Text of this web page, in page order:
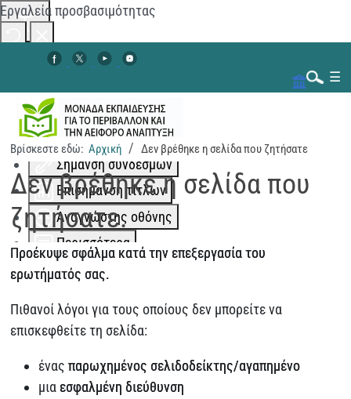
Εργαλεία προσβασιμότητας
Αλλαγή χρωμάτων
Χαμηλή αντίθεση
Ψηλή αντίθεση
Σήμανση συνδέσμων
Επισήμανση τίτλων
Αναγνώστης οθόνης
Περισσότερα
Κλιμάκωση περιεχομένου
Απόσταση γραμμάτων
Αναζήτηση...
☰
Βρίσκεστε εδώ: Αρχική Δεν βρέθηκε η σελίδα που ζητήσατε
Δεν βρέθηκε η σελίδα που
ζητήσατε.
Προέκυψε σφάλμα κατά την επεξεργασία του
ερωτήματός σας.
Πιθανοί λόγοι για τους οποίους δεν μπορείτε να
επισκεφθείτε τη σελίδα:
ένας παρωχημένος σελιδοδείκτης/αγαπημένο
μιαεσφαλμένη διεύθυνση